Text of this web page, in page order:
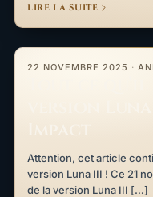
LIRE LA SUITE
22 NOVEMBRE 2025 ·
Attention, cet article
version Luna III ! Ce 21
de la version Luna III […]
Tout ce qu’il faut savoir